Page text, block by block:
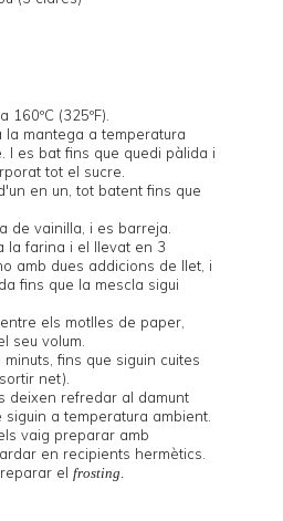
(325ºF).
la mantega a temperatura
I es bat fins que quedi pàlida i
tot el sucre.
en un, tot batent fins que
de vainilla, i es barreja.
la farina i el llevat en 3
amb dues addicions de llet, i
fins que la mescla sigui
els motlles de paper,
seu volum.
fins que siguin cuites
net).
deixen refredar al damunt
a temperatura ambient.
vaig preparar amb
en recipients hermètics.
el frosting